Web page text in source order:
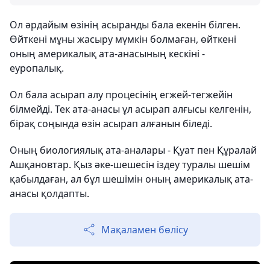
Ол әрдайым өзінің асыранды бала екенін білген.
Өйткені мұны жасыру мүмкін болмаған, өйткені
оның америкалық ата-анасының кескіні -
еуропалық.
Ол бала асырап алу процесінің егжей-тегжейін
білмейді. Тек ата-анасы ұл асырап алғысы келгенін,
бірақ соңында өзін асырап алғанын біледі.
Оның биологиялық ата-аналары - Қуат пен Құралай
Ашқановтар. Қыз әке-шешесін іздеу туралы шешім
қабылдаған, ал бұл шешімін оның америкалық ата-
анасы қолдапты.
Мақаламен бөлісу